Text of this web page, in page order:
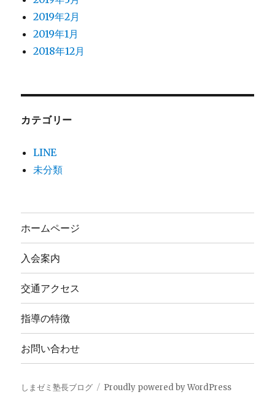
2019年2月
2019年1月
2018年12月
カテゴリー
LINE
未分類
ホームページ
入会案内
交通アクセス
指導の特徴
お問い合わせ
しまゼミ塾長ブログ Proudly powered by WordPress